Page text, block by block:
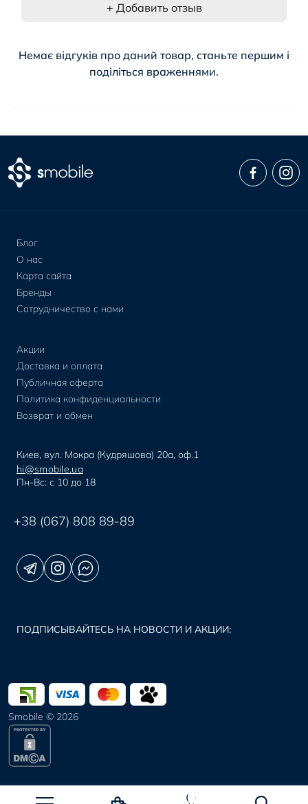
+ Добавить отзыв
Немає відгуків про даний товар, станьте першим і
поділіться враженнями.
Блог
О нас
Карта сайта
Бренды
Сотрудничество с нами
Акции
Доставка и оплата
Публичная оферта
Политика конфиденциальности
Возврат и обмен
Киев, вул. Мокра (Кудряшова) 20а, оф.1
hi@smobile.ua
Пн-Вс: с 10 до 18
+38 (067) 808 89-89
ПОДПИСЫВАЙТЕСЬ НА НОВОСТИ И АКЦИИ:
Smobile © 2026